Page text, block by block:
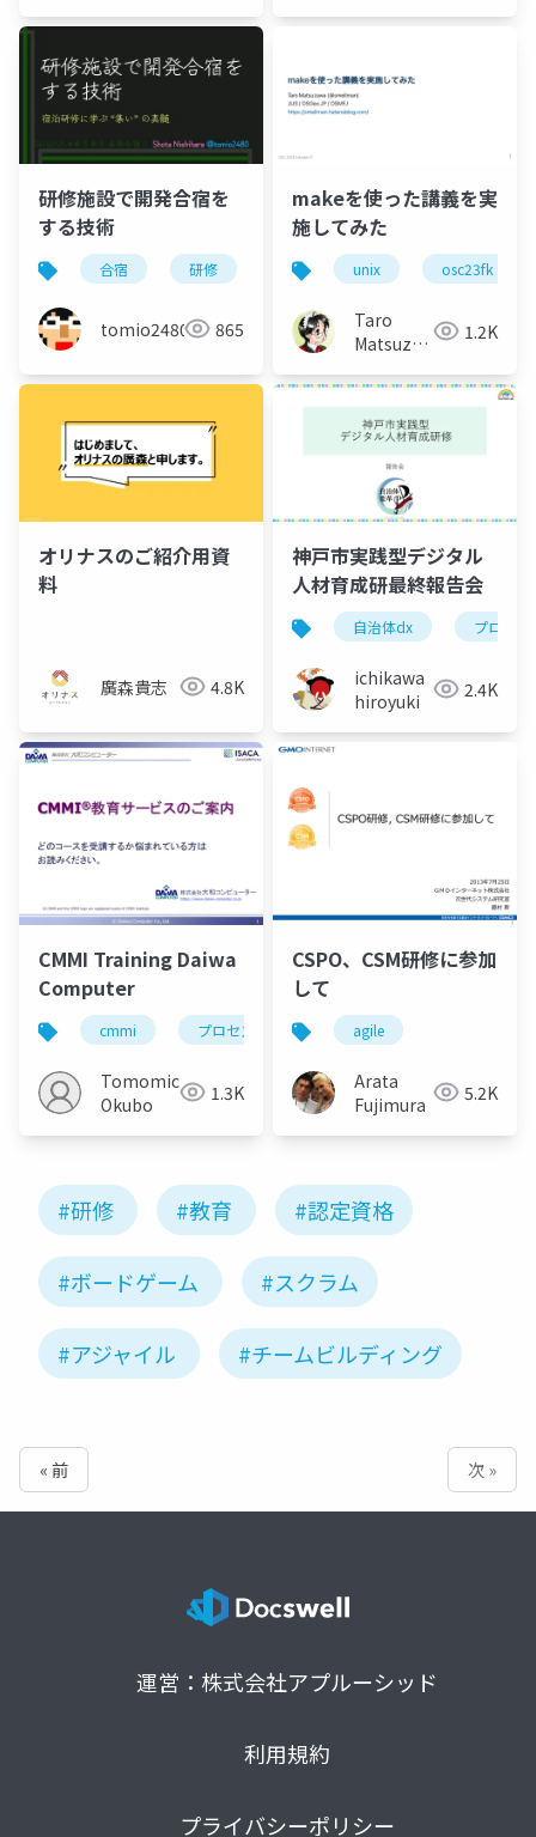
研修施設で開発合宿を
する技術
合宿 研修 勉強会
tomio2480 865
makeを使った講義を実
施してみた
unix osc23fk
Taro
Matsuzawa
1.2K
オリナスのご紹介用資
料
廣森貴志 4.8K
神戸市実践型デジタル
人材育成研最終報告会
自治体dx プロジ
ichikawa
hiroyuki
2.4K
CMMI Training Daiwa
Computer
cmmi プロセス改善 spi
Tomomichi
Okubo
1.3K
CSPO、CSM研修に参加
して
agile
Arata
Fujimura
5.2K
#研修 #教育 #認定資格
#ボードゲーム #スクラム
#アジャイル #チームビルディング
« 前 次 »
運営：株式会社アプルーシッド
利用規約
プライバシーポリシー